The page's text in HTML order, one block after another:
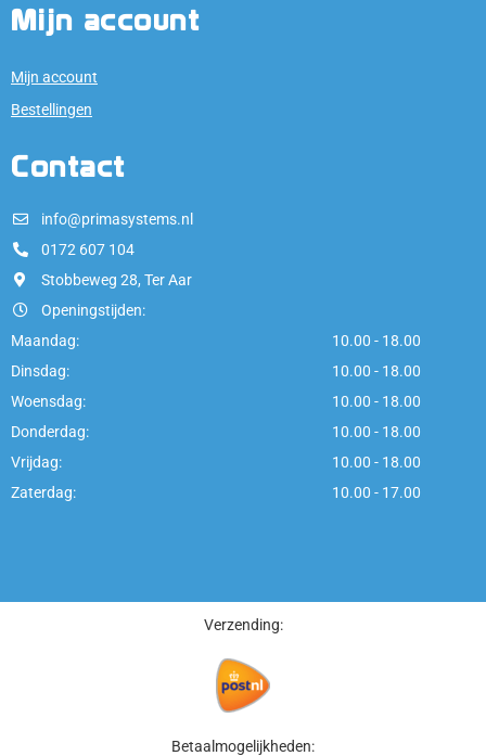
Mijn account
Mijn account
Bestellingen
Contact
info@primasystems.nl
0172 607 104
Stobbeweg 28, Ter Aar
Openingstijden:
Maandag:
10.00 - 18.00
Dinsdag:
10.00 - 18.00
Woensdag:
10.00 - 18.00
Donderdag:
10.00 - 18.00
Vrijdag:
10.00 - 18.00
Zaterdag:
10.00 - 17.00
Verzending:
Betaalmogelijkheden: